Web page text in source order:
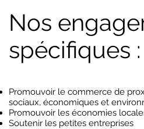
Nos
spécifiques :
Promouvoir le commerce de
sociaux, économiques et
Promouvoir les économies
Soutenir les petites entreprises